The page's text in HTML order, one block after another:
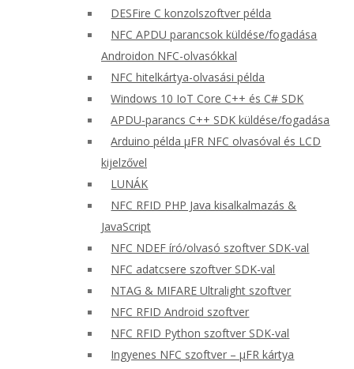
DESFire C konzolszoftver példa
NFC APDU parancsok küldése/fogadása
Androidon NFC-olvasókkal
NFC hitelkártya-olvasási példa
Windows 10 IoT Core C++ és C# SDK
APDU-parancs C++ SDK küldése/fogadása
Arduino példa μFR NFC olvasóval és LCD
kijelzővel
LUNÁK
NFC RFID PHP Java kisalkalmazás &
JavaScript
NFC NDEF író/olvasó szoftver SDK-val
NFC adatcsere szoftver SDK-val
NTAG & MIFARE Ultralight szoftver
NFC RFID Android szoftver
NFC RFID Python szoftver SDK-val
Ingyenes NFC szoftver – μFR kártya